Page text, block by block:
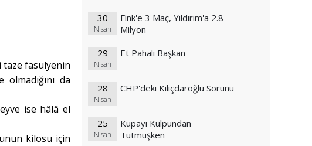
taze fasulyenin
da
ise hâlâ el
kilosu için
30
Nisan
Fink'e 3 Maç, Yıldırım'a 2.8
Milyon
29
Nisan
Et Pahalı Başkan
28
Nisan
CHP'deki Kılıçdaroğlu Sorunu
25
Nisan
Kupayı Kulpundan
Tutmuşken